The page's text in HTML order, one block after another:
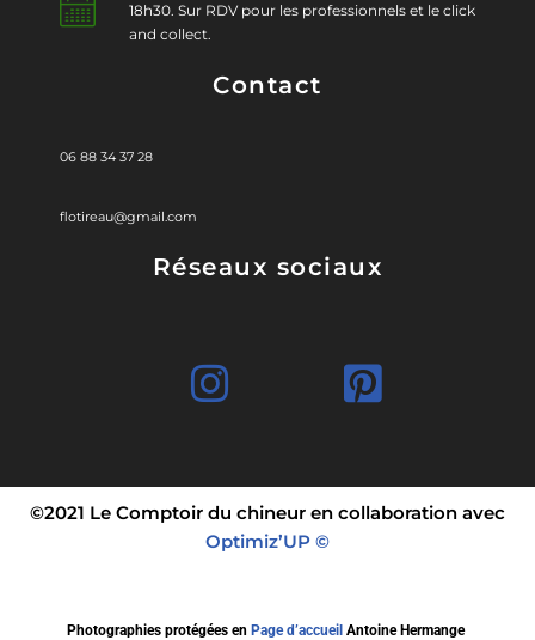
18h30. Sur RDV pour les professionnels et le click
and collect.
Contact
06 88 34 37 28
flotireau@gmail.com
Réseaux sociaux
©2021 Le Comptoir du chineur en collaboration avec
Optimiz’UP ©
Photographies protégées en Page d’accueil Antoine Hermange